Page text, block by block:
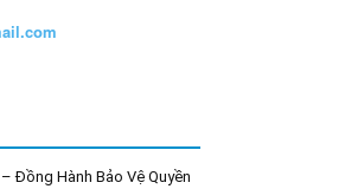
Đồng Hành Bảo Vệ Quyền